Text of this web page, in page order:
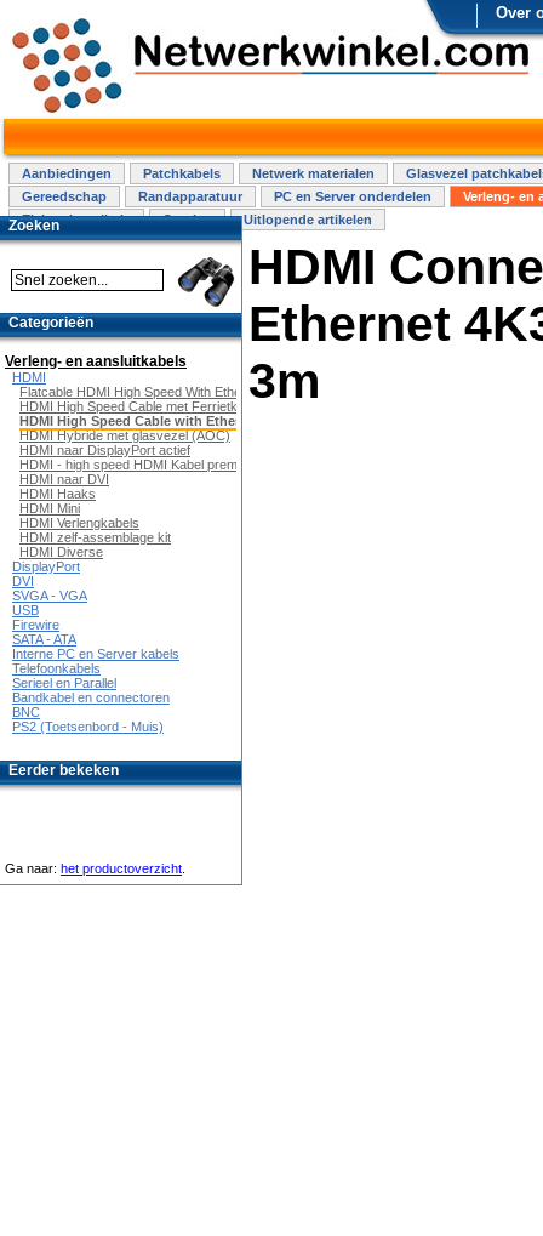
Over
Aanbiedingen Patchkabels Netwerk materialen
Glasvezel
Gereedschap
Randapparatuur PC en Server onderdelen
Verleng- en
Elektra installatie
Overige Uitlopende artikelen
HDMI
Ethernet
3m
Zoeken
Categorieën
Verleng- en aansluitkabels
HDMI
Flatcable HDMI High Speed With Ethernet
HDMI High Speed Cable met Ferrietkern
HDMI High Speed Cable with Ethernet
HDMI Hybride met glasvezel (AOC)
HDMI naar DisplayPort actief
HDMI - high speed HDMI Kabel premium
HDMI naar DVI
HDMI Haaks
HDMI Mini
HDMI Verlengkabels
HDMI zelf-assemblage kit
HDMI Diverse
DisplayPort
DVI
SVGA - VGA
USB
Firewire
SATA - ATA
Interne PC en Server kabels
Telefoonkabels
Serieel en Parallel
Bandkabel en connectoren
BNC
PS2 (Toetsenbord - Muis)
Eerder bekeken
Ga naar: het productoverzicht